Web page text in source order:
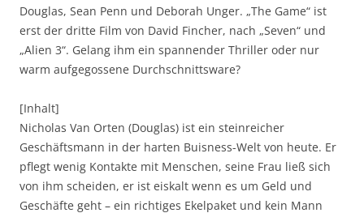
Douglas, Sean Penn und Deborah Unger. „The Game“ ist
erst der dritte Film von David Fincher, nach „Seven“ und
„Alien 3“. Gelang ihm ein spannender Thriller oder nur
warm aufgegossene Durchschnittsware?
[Inhalt]
Nicholas Van Orten (Douglas) ist ein steinreicher
Geschäftsmann in der harten Buisness-Welt von heute. Er
pflegt wenig Kontakte mit Menschen, seine Frau ließ sich
von ihm scheiden, er ist eiskalt wenn es um Geld und
Geschäfte geht – ein richtiges Ekelpaket und kein Mann